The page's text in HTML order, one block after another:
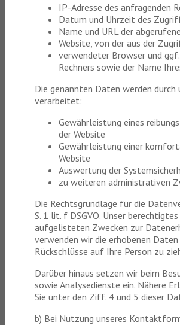
IP-Adresse des anfragenden
Datum und Uhrzeit des
Name und URL der
Website, von der aus der
verwendeter Browser und
Rechners sowie der Name
Die genannten Daten werden
verarbeitet:
Gewährleistung eines
der Website
Gewährleistung einer
Website
Auswertung der
zu weiteren administrativen
Die Rechtsgrundlage für die
S. 1 lit. f DSGVO. Unser
aufgelisteten Zwecken zur
verwenden wir die erhobenen
Rückschlüsse auf Ihre Person zu
Darüber hinaus setzen wir beim
sowie Analysedienste ein. Nähere
Sie unter den Ziff. 4 und 5 dieser
b) Bei Nutzung unseres